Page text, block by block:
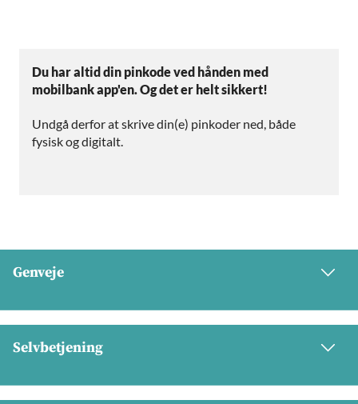
Du har altid din pinkode ved hånden med
mobilbank app'en. Og det er helt sikkert!
Undgå derfor at skrive din(e) pinkoder ned, både
fysisk og digitalt.
Genveje
Selvbetjening